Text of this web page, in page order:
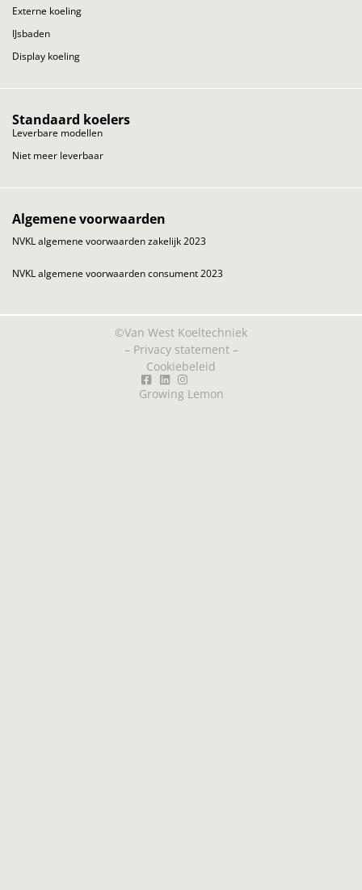
Externe koeling
IJsbaden
Display koeling
Standaard koelers
Leverbare modellen
Niet meer leverbaar
Algemene voorwaarden
NVKL algemene voorwaarden zakelijk 2023
NVKL algemene voorwaarden consument 2023
©Van West Koeltechniek
– Privacy statement–
Cookiebeleid
Growing Lemon